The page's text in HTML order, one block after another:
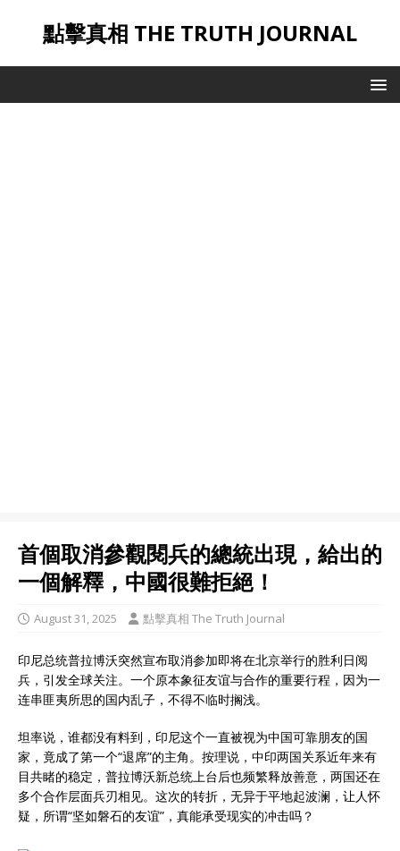
點擊真相 THE TRUTH JOURNAL
首個取消參觀閱兵的總統出現，給出的
一個解釋，中國很難拒絕！
August 31, 2025 點擊真相 The Truth Journal
印尼总统普拉博沃突然宣布取消参加即将在北京举行的胜利日阅
兵，引发全球关注。一个原本象征友谊与合作的重要行程，因为一
连串匪夷所思的国内乱子，不得不临时搁浅。
坦率说，谁都没有料到，印尼这个一直被视为中国可靠朋友的国
家，竟成了第一个“退席”的主角。按理说，中印两国关系近年来有
目共睹的稳定，普拉博沃新总统上台后也频繁释放善意，两国还在
多个合作层面兵刃相见。这次的转折，无异于平地起波澜，让人怀
疑，所谓“坚如磐石的友谊”，真能承受现实的冲击吗？